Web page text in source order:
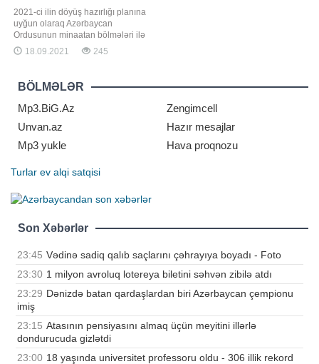
2021-ci ilin döyüş hazırlığı planına
uyğun olaraq Azərbaycan
Ordusunun minaatan bölmələri ilə
keçirilən intensiv döyüş hazırlığı
məşğələləri davam edir. Müdafiə
məlumata görə, məşğələlərdə
batareyanın atəş mövqeyini tutması
və komanda müşahidə
məntəqəsinin açılması tapşırıqlar
18.09.2021 245
BÖLMƏLƏR
Mp3.BiG.Az
Zengimcell
Unvan.az
Hazır mesajlar
Mp3 yukle
Hava proqnozu
Turlar ev alqi satqisi
Son Xəbərlər
23:45 Vədinə sadiq qalıb saçlarını çəhrayıya boyadı - Foto
23:30 1 milyon avroluq lotereya biletini səhvən zibilə atdı
23:29 Dənizdə batan qardaşlardan biri Azərbaycan çempionu
imiş
23:15 Atasının pensiyasını almaq üçün meyitini illərlə
dondurucuda gizlətdi
23:00 18 yaşında universitet professoru oldu - 306 illik rekord